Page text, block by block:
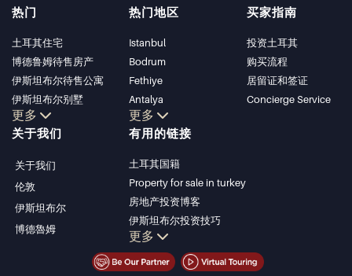
热门
土耳其住宅
博德鲁姆待售房产
伊斯坦布尔待售公寓
伊斯坦布尔别墅
博德鲁姆别墅
安塔利亚待售公寓
更多
热门地区
Istanbul
Bodrum
Fethiye
Antalya
Kalkan
Alanya
Kemer
Dalyan
Izmir
更多
买家指南
投资土耳其
购买流程
居留证和签证
Concierge Service
关于我们
关于我们
伦敦
伊斯坦布尔
博德魯姆
有用的链接
土耳其国籍
Property for sale in turkey
房地产投资博客
伊斯坦布尔投资技巧
土耳其房产投资
伊斯坦布尔投资型房产
更多